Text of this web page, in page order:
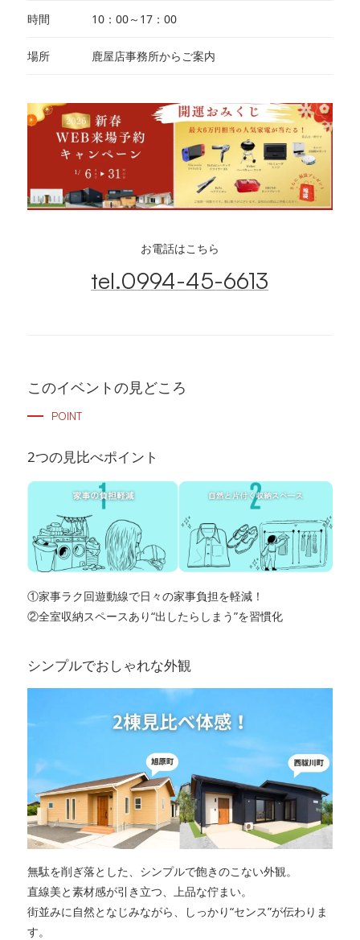
時間 10：00～17：00
場所 鹿屋店事務所からご案内
お電話はこちら
tel.0994-45-6613
このイベントの見どころ
POINT
2つの見比べポイント
①家事ラク回遊動線で日々の家事負担を軽減！
②全室収納スペースあり“出したらしまう”を習慣化
シンプルでおしゃれな外観
無駄を削ぎ落とした、シンプルで飽きのこない外観。
直線美と素材感が引き立つ、上品な佇まい。
街並みに自然となじみながら、しっかり“センス”が伝わりま
す。